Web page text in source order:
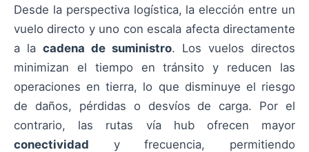
Desde la perspectiva logística, la elección entre un
vuelo directo y uno con escala afecta directamente
a la cadena de suministro. Los vuelos directos
minimizan el tiempo en tránsito y reducen las
operaciones en tierra, lo que disminuye el riesgo
de daños, pérdidas o desvíos de carga. Por el
contrario, las rutas vía hub ofrecen mayor
conectividad y frecuencia, permitiendo